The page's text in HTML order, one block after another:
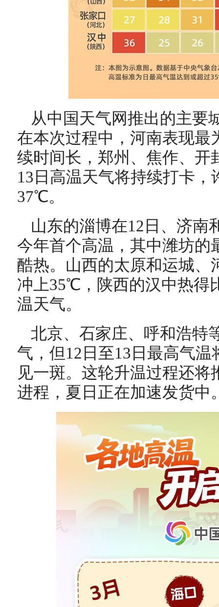
从中国天气网推出的主要
在本次过程中，河南表现最
续时间长，郑州、焦作、开
13日高温天气将持续打卡，
37℃。
山东的淄博在12日、济南
今年首个高温，其中潍坊
酷热。山西的太原和运城、
冲上35℃，陕西的汉中热得
温天气。
北京、石家庄、呼和浩特
气，但12日至13日最高气
见一斑。这轮升温过程还
进程，夏日正在加速发货中